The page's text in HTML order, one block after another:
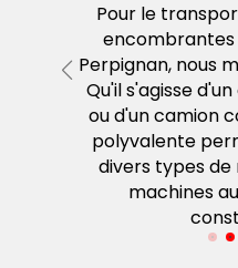
Pour le
encombrantes
Perpignan, nous
Qu'il s'agisse
ou d'un camion
polyvalente
divers types de
machines